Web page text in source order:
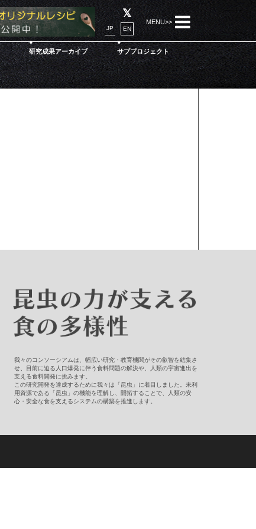
研究成果アーカイブ サブプロジェクト
JP EN
我々のコンソーシアムは、幅広い研究・教育機関がその叡智を結集さ
せ、目前に迫る人口爆発に伴う食料問題の解決や、人類の宇宙進出を
支える食料開発に挑みます。
この研究開発を達成するために我々は「昆虫」に着目しました。未利
用資源である「昆虫」の機能を理解し、開拓することで、人類の安
心・安全な食を支えるシステムの構築を推進します。